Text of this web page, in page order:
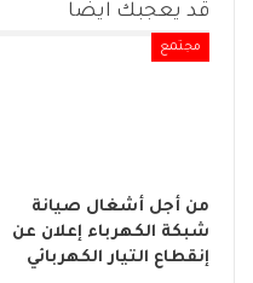
قد يعجبك ايضا
مجتمع
من أجل أشغال صيانة
شبكة الكهرباء إعلان عن
إنقطاع التيار الكهربائي